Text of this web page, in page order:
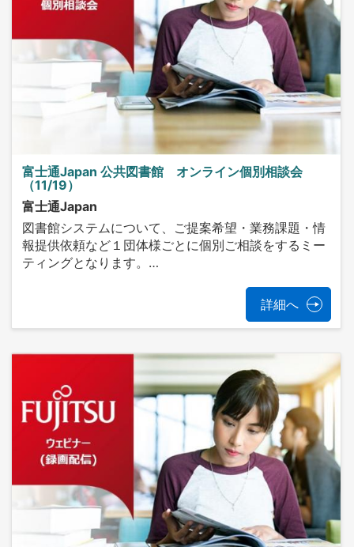
富士通Japan 公共図書館 オンライン個別相談会
（11/19）
富士通Japan
図書館システムについて、ご提案希望・業務課題・情
報提供依頼など１団体様ごとに個別ご相談をするミー
ティングとなります。…
詳細へ